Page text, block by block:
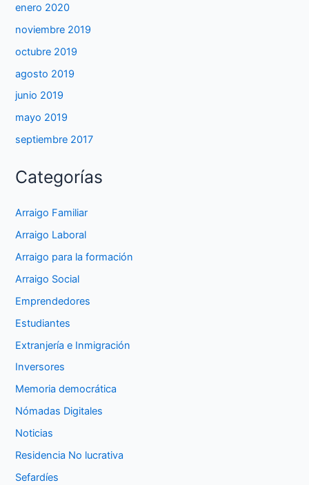
enero 2020
noviembre 2019
octubre 2019
agosto 2019
junio 2019
mayo 2019
septiembre 2017
Categorías
Arraigo Familiar
Arraigo Laboral
Arraigo para la formación
Arraigo Social
Emprendedores
Estudiantes
Extranjería e Inmigración
Inversores
Memoria democrática
Nómadas Digitales
Noticias
Residencia No lucrativa
Sefardíes